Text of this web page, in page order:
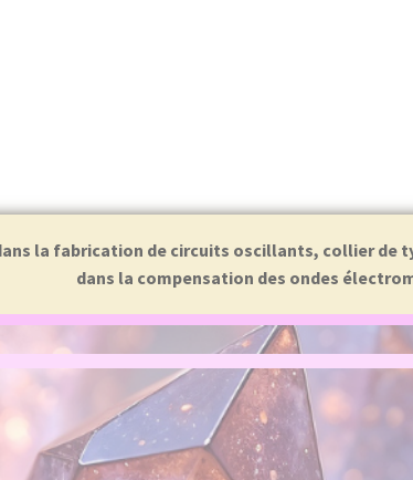
la fabrication de circuits oscillants, collier de
dans la compensation des ondes